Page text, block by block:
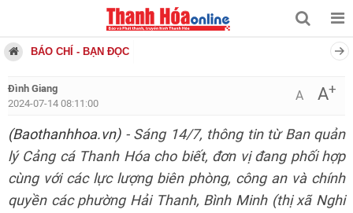
BÁO CHÍ - BẠN ĐỌC
Đình Giang
2024-07-14 08:11:00
A A+
(Baothanhhoa.vn)- Sáng 14/7, thông tin từ Ban quản
lý Cảng cá Thanh Hóa cho biết, đơn vị đang phối hợp
cùng với các lực lượng biên phòng, công an và chính
quyền các phường Hải Thanh, Bình Minh (thị xã Nghi